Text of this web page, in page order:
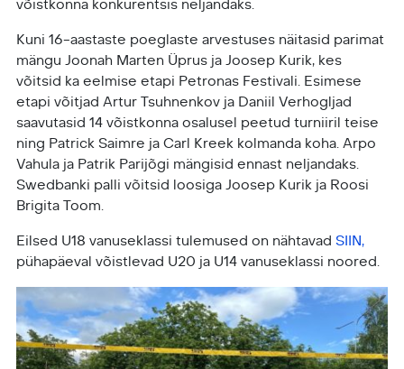
võistkonna konkurentsis neljandaks.
Kuni 16-aastaste poeglaste arvestuses näitasid parimat
mängu Joonah Marten Üprus ja Joosep Kurik, kes
võitsid ka eelmise etapi Petronas Festivali. Esimese
etapi võitjad Artur Tsuhnenkov ja Daniil Verhogljad
saavutasid 14 võistkonna osalusel peetud turniiril teise
ning Patrick Saimre ja Carl Kreek kolmanda koha. Arpo
Vahula ja Patrik Parijõgi mängisid ennast neljandaks.
Swedbanki palli võitsid loosiga Joosep Kurik ja Roosi
Brigita Toom.
Eilsed U18 vanuseklassi tulemused on nähtavad SIIN,
pühapäeval võistlevad U20 ja U14 vanuseklassi noored.